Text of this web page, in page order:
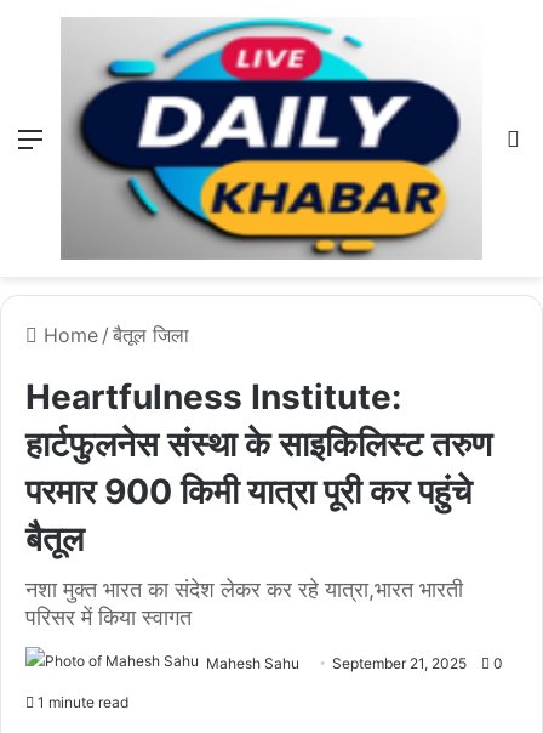
Menu
Home / बैतूल जिला
Heartfulness Institute:
हार्टफुलनेस संस्था के साइकिलिस्ट तरुण
परमार 900 किमी यात्रा पूरी कर पहुंचे
बैतूल
नशा मुक्त भारत का संदेश लेकर कर रहे यात्रा,भारत भारती
परिसर में किया स्वागत
Mahesh Sahu September 21, 2025 0
1 minute read